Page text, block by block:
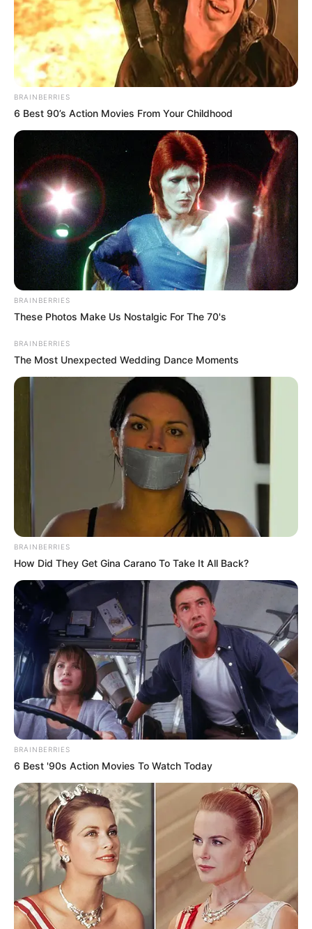
Великоберезнянської громади Ужгородського
району повідомив представник Уповноваженого
Верховної Ради України з прав людини Андрій
Крючков.
Він, зокрема виявив грубі порушення прав людини
на охорону здоров’я та медичну допомогу. Тут також
медикам не виплачують вчасно зарплату.
BRAINBERRIES
6 Best 90’s Action Movies From Your Childhood
BRAINBERRIES
These Photos Make Us Nostalgic For The 70's
BRAINBERRIES
The Most Unexpected Wedding Dance Moments
BRAINBERRIES
How Did They Get Gina Carano To Take It All Back?
BRAINBERRIES
6 Best '90s Action Movies To Watch Today